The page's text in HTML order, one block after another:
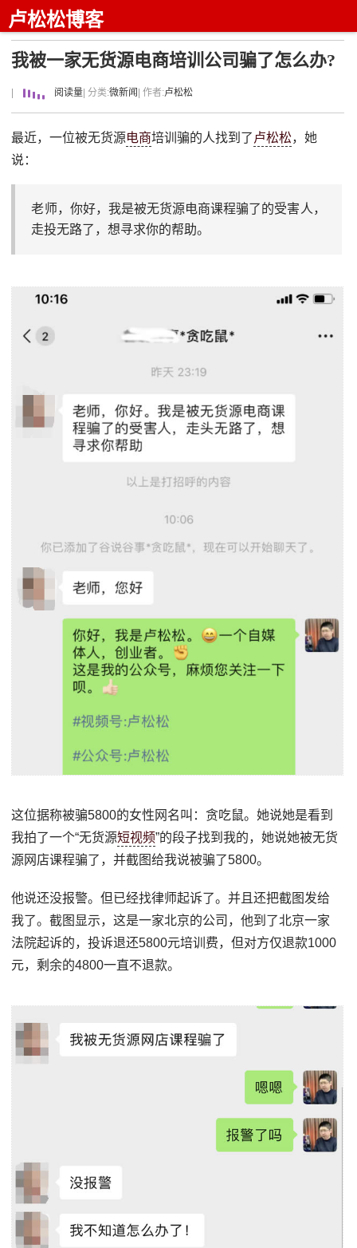
卢松松博客
我被一家无货源电商培训公司骗了怎么办?
阅读量 | 分类:微新闻 | 作者:卢松松
最近，一位被无货源电商培训骗的人找到了 卢松松，她
说：
老师，你好，我是被无货源电商课程骗了的受害人，
走投无路了，想寻求你的帮助。
这位据称被骗5800的女性网名叫：贪吃鼠。她说她是看到
我拍了一个“无货源短视频”的段子找到我的，她说她被无货
源网店课程骗了，并截图给我说被骗了5800。
他说还没报警。但已经找律师起诉了。并且还把截图发给
我了。截图显示，这是一家北京的公司，他到了北京一家
法院起诉的，投诉退还5800元培训费，但对方仅退款1000
元，剩余的4800一直不退款。